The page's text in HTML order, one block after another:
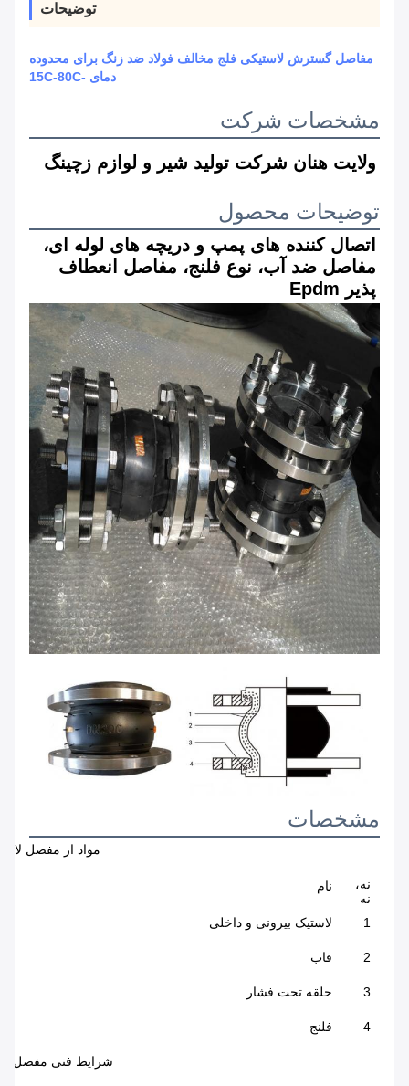
توضیحات
مفاصل گسترش لاستیکی فلج مخالف فولاد ضد زنگ برای محدوده
دمای -15C-80C
مشخصات شرکت
ولایت هنان شرکت تولید شیر و لوازم زچینگ
توضیحات محصول
پذیر Epdm
مشخصات
مواد از مفصل
نه،
نه
نام
1 لاستیک بیرونی و داخلی
2 قاب
3 حلقه تحت فشار
4 فلنج
شرایط فنی مفصل